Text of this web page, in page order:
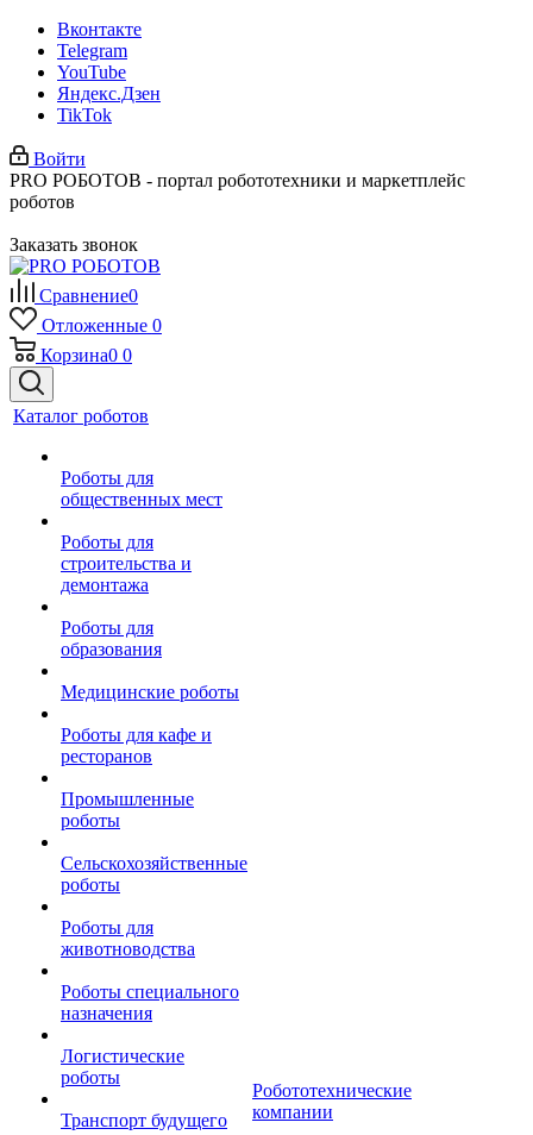
Вконтакте
Telegram
YouTube
Яндекс.Дзен
TikTok
Войти
PRO РОБОТОВ - портал робототехники и маркетплейс
роботов
Заказать звонок
Сравнение0
Отложенные 0
Корзина0 0
Каталог роботов
Роботы для
общественных мест
Роботы для
строительства и
демонтажа
Роботы для
образования
Медицинские роботы
Роботы для кафе и
ресторанов
Промышленные
роботы
Сельскохозяйственные
роботы
Роботы для
животноводства
Роботы специального
назначения
Логистические
роботы
Транспорт будущего
Робототехнические
компании